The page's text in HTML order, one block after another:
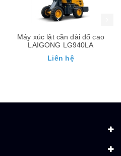
Máy xúc lật cần dài đổ cao
LAIGONG LG940LA
Liên hệ